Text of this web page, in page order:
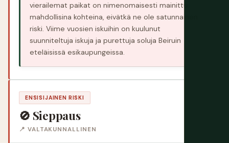
vierailemat paikat on nimenomaisesti mainittu
mahdollisina kohteina, eivätkä ne ole satunnainen
riski. Viime vuosien iskuihin on kuulunut
suunniteltuja iskuja ja purettuja soluja Beiruin
eteläisissä esikaupungeissa.
ENSISIJAINEN RISKI
🚫 Sieppaus
📍 VALTAKUNNALLINEN